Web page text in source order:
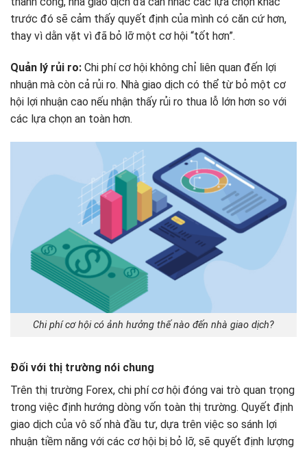
trước đó sẽ cảm thấy quyết định của mình có căn cứ hơn,
thay vì dằn vặt vì đã bỏ lỡ một cơ hội “tốt hơn”.
Quản lý rủi ro: Chi phí cơ hội không chỉ liên quan đến lợi
nhuận mà còn cả rủi ro. Nhà giao dịch có thể từ bỏ một cơ
hội lợi nhuận cao nếu nhận thấy rủi ro thua lỗ lớn hơn so với
các lựa chọn an toàn hơn.
Chi phí cơ hội có ảnh hưởng thế nào đến nhà giao dịch?
Đối với thị trường nói chung
Trên thị trường Forex, chi phí cơ hội đóng vai trò quan trọng
trong việc định hướng dòng vốn toàn thị trường. Quyết định
giao dịch của vô số nhà đầu tư, dựa trên việc so sánh lợi
nhuận tiềm năng với các cơ hội bị bỏ lỡ, sẽ quyết định lượng